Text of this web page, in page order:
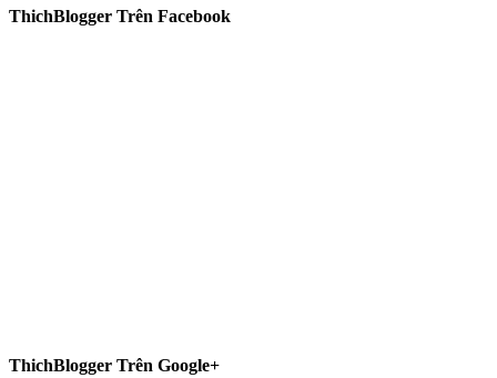
ThichBlogger Trên Facebook
ThichBlogger Trên Google+